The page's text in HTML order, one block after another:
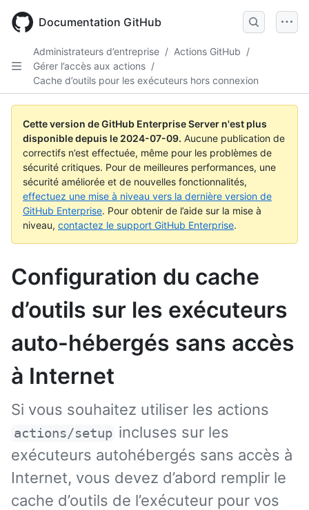
main
Documentation GitHub
Administrateurs d’entreprise / Actions GitHub /
Gérer l’accès aux actions /
Cache d’outils pour les exécuteurs hors connexion
Cette version de GitHub Enterprise Server n'est plus
disponible depuis le 2024-07-09. Aucune publication de
correctifs n’est effectuée, même pour les problèmes de
sécurité critiques. Pour de meilleures performances, une
sécurité améliorée et de nouvelles fonctionnalités,
effectuez une mise à niveau vers la dernière version de
GitHub Enterprise. Pour obtenir de l’aide sur la mise à
niveau, contactez le support GitHub Enterprise.
Configuration du cache
d’outils sur les exécuteurs
auto-hébergés sans accès
à Internet
Si vous souhaitez utiliser les actions
actions/setup incluses sur les
exécuteurs autohébergés sans accès à
Internet, vous devez d’abord remplir le
cache d’outils de l’exécuteur pour vos